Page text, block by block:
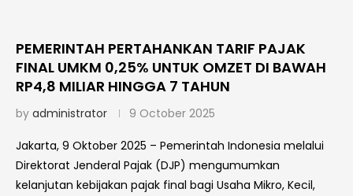
PEMERINTAH PERTAHANKAN TARIF PAJAK
FINAL UMKM 0,25% UNTUK OMZET DI BAWAH
RP4,8 MILIAR HINGGA 7 TAHUN
by administrator 9 October 2025
Jakarta, 9 Oktober 2025 – Pemerintah Indonesia melalui
Direktorat Jenderal Pajak (DJP) mengumumkan
kelanjutan kebijakan pajak final bagi Usaha Mikro, Kecil,